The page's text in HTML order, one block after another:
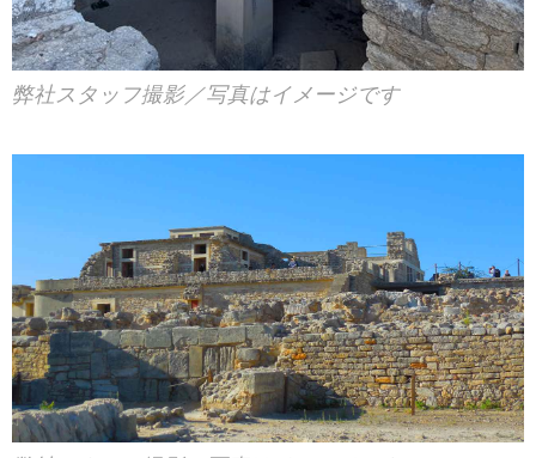
弊社スタッフ撮影／写真はイメージです